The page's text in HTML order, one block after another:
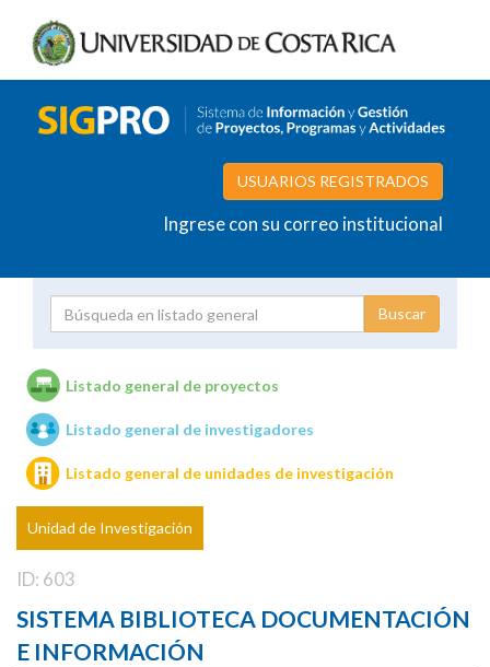
USUARIOS REGISTRADOS
Ingrese con su correo institucional
Unidades de investigación
Listado general de proyectos
Listado general de investigadores
Listado general de unidades de investigación
Unidad de Investigación
ID: 603
SISTEMA BIBLIOTECA DOCUMENTACIÓN
E INFORMACIÓN